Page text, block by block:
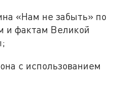
«Нам не забыть» по
и фактам Великой
с использованием